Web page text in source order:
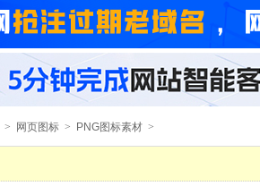
> 网页图标 > PNG图标素材 >